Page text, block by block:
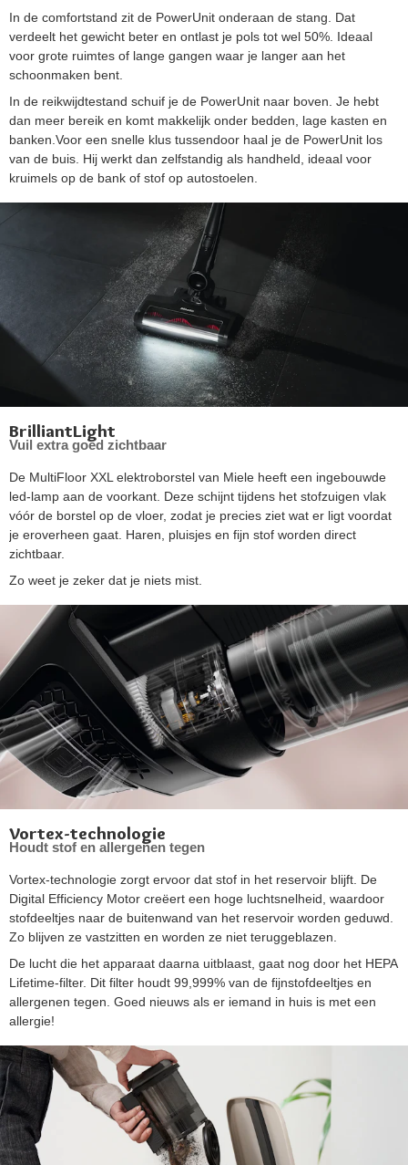
In de comfortstand zit de PowerUnit onderaan de stang. Dat
verdeelt het gewicht beter en ontlast je pols tot wel 50%. Ideaal
voor grote ruimtes of lange gangen waar je langer aan het
schoonmaken bent.
In de reikwijdtestand schuif je de PowerUnit naar boven. Je hebt
dan meer bereik en komt makkelijk onder bedden, lage kasten en
banken.Voor een snelle klus tussendoor haal je de PowerUnit los
van de buis. Hij werkt dan zelfstandig als handheld, ideaal voor
kruimels op de bank of stof op autostoelen.
BrilliantLight
Vuil extra goed zichtbaar
De MultiFloor XXL elektroborstel van Miele heeft een ingebouwde
led-lamp aan de voorkant. Deze schijnt tijdens het stofzuigen vlak
vóór de borstel op de vloer, zodat je precies ziet wat er ligt voordat
je eroverheen gaat. Haren, pluisjes en fijn stof worden direct
zichtbaar.
Zo weet je zeker dat je niets mist.
Vortex-technologie
Houdt stof en allergenen tegen
Vortex-technologie zorgt ervoor dat stof in het reservoir blijft. De
Digital Efficiency Motor creëert een hoge luchtsnelheid, waardoor
stofdeeltjes naar de buitenwand van het reservoir worden geduwd.
Zo blijven ze vastzitten en worden ze niet teruggeblazen.
De lucht die het apparaat daarna uitblaast, gaat nog door het HEPA
Lifetime-filter. Dit filter houdt 99,999% van de fijnstofdeeltjes en
allergenen tegen. Goed nieuws als er iemand in huis is met een
allergie!